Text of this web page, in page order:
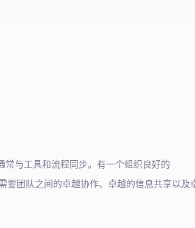
与工具和流程同步。有一个组织良好的
要团队之间的卓越协作、卓越的信息共享以及